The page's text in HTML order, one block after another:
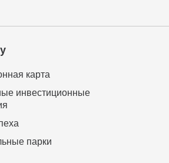
карта
инвестиционные
парки